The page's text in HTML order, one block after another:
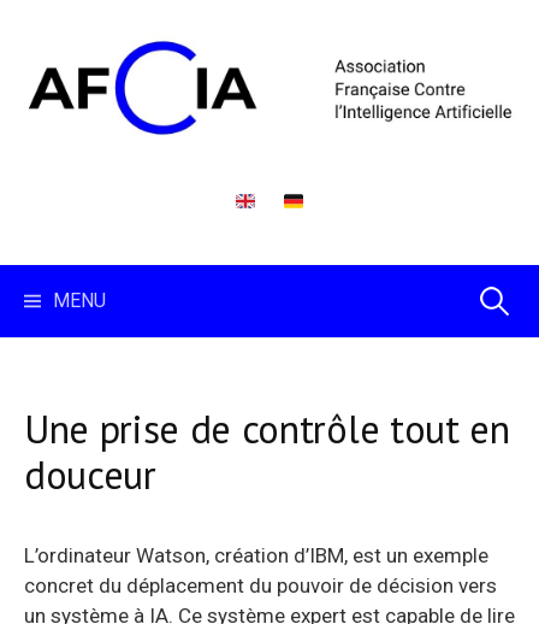
content
MENU
Une prise de contrôle tout en
douceur
L’ordinateur Watson, création d’IBM, est un exemple
concret du déplacement du pouvoir de décision vers
un système à IA. Ce système expert est capable de lire